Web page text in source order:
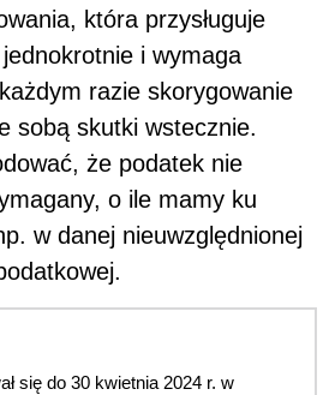
która przysługuje
i wymaga
razie skorygowanie
sobą skutki wstecznie.
że podatek nie
o ile mamy ku
w danej nieuwzględnionej
się do 30 kwietnia 2024 r. w